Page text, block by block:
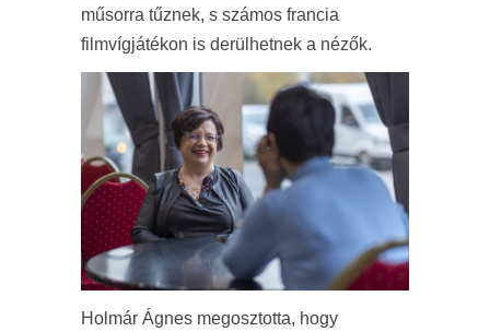
műsorra tűznek, s számos francia
filmvígjátékon is derülhetnek a nézők.
Holmár Ágnes megosztotta, hogy